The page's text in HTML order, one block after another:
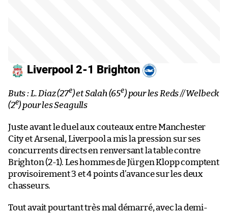
Liverpool 2-1 Brighton
Buts : L. Diaz (27e) et Salah (65e) pour les Reds // Welbeck
(2e) pour les Seagulls
Juste avant le duel aux couteaux entre Manchester
City et Arsenal, Liverpool a mis la pression sur ses
concurrents directs en renversant la table contre
Brighton (2-1). Les hommes de Jürgen Klopp comptent
provisoirement 3 et 4 points d’avance sur les deux
chasseurs.
Tout avait pourtant très mal démarré, avec la demi-